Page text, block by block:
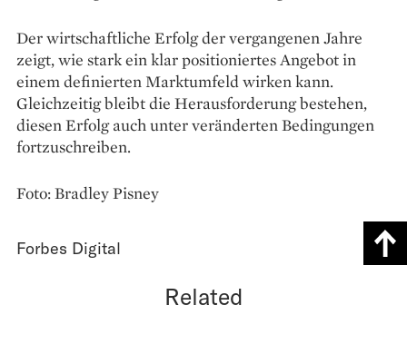
Der wirtschaftliche Erfolg der vergangenen Jahre
zeigt, wie stark ein klar positioniertes Angebot in
einem definierten Marktumfeld wirken kann.
Gleichzeitig bleibt die Herausforderung bestehen,
diesen Erfolg auch unter veränderten Bedingungen
fortzuschreiben.
Foto: Bradley Pisney
Forbes Digital
Related